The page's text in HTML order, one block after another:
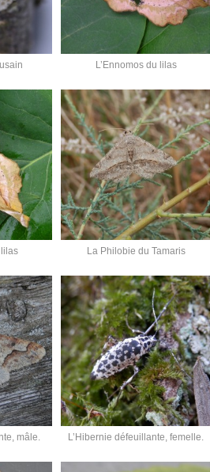
L’Ennomos du lilas
lilas La Philobie du Tamaris
mâle. L’Hibernie défeuillante, femelle.